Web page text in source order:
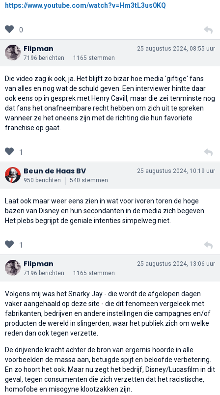
https://www.youtube.com/watch?v=Hm3tL3us0KQ
0
Flipman
7196 berichten 1165 stemmen
25 augustus 2024, 08:55 uur
Die video zag ik ook, ja. Het blijft zo bizar hoe media 'giftige' fans
van alles en nog wat de schuld geven. Een interviewer hintte daar
ook eens op in gesprek met Henry Cavill, maar die zei tenminste nog
dat fans het onafneembare recht hebben om zich uit te spreken
wanneer ze het oneens zijn met de richting die hun favoriete
franchise op gaat.
1
Beun de Haas BV
950 berichten 540 stemmen
25 augustus 2024, 10:19 uur
Laat ook maar weer eens zien in wat voor ivoren toren de hoge
bazen van Disney en hun secondanten in de media zich begeven.
Het plebs begrijpt de geniale intenties simpelweg niet.
1
Flipman
7196 berichten 1165 stemmen
25 augustus 2024, 13:06 uur
Volgens mij was het Snarky Jay - die wordt de afgelopen dagen
vaker aangehaald op deze site - die dit fenomeen vergeleek met
fabrikanten, bedrijven en andere instellingen die campagnes en/of
producten de wereld in slingerden, waar het publiek zich om welke
reden dan ook tegen verzette.
De drijvende kracht achter de bron van ergernis hoorde in alle
voorbeelden de massa aan, betuigde spijt en beloofde verbetering.
En zo hoort het ook. Maar nu zegt het bedrijf, Disney/Lucasfilm in dit
geval, tegen consumenten die zich verzetten dat het racistische,
homofobe en misogyne klootzakken zijn.